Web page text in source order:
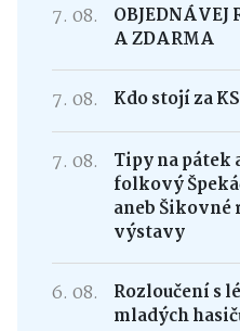
7. 08.
OBJEDNÁVEJ
A ZDARMA
7. 08. Kdo stojí za
7. 08.
Tipy na
folkový
aneb Šikovné
výstavy
6. 08.
Rozloučení s
mladých